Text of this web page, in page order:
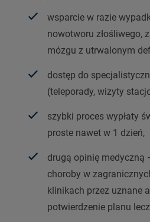
wsparcie w razie
nowotworu złośliwego,
mózgu z utrwalonym
dostęp do
(teleporady, wizyty
szybki proces wypłaty
proste nawet w 1 dzień,
drugą opinię
choroby w
klinikach przez uznane
potwierdzenie planu